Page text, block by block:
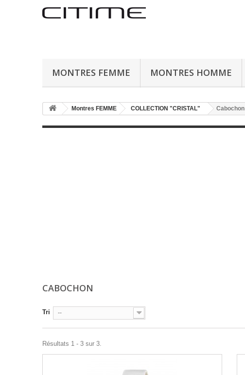
MONTRES FEMME MONTRES HOMME
Montres FEMME COLLECTION "CRISTAL" Cabochon
CABOCHON
Tri --
Résultats 1 - 3 sur 3.